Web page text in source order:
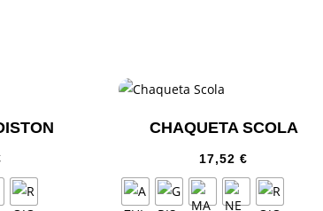
CHAQUETA SCOLA
17,52€